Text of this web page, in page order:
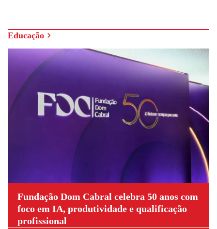
Educação
Fundação Dom Cabral celebra 50 anos com
foco em IA, produtividade e qualificação
profissional